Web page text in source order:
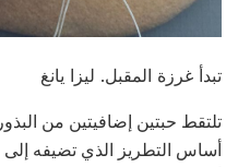
تبدأ غرزة المقبل. ليزا يانغ
تلتقط حبتين إضافيتين من
أساس التطريز الذي تضيفه إلى